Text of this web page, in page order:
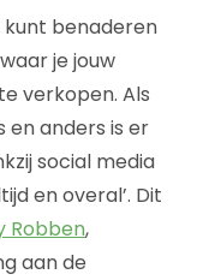
kunt benaderen
je jouw
verkopen. Als
en anders is er
social media
en overal’. Dit
Robben,
aan de